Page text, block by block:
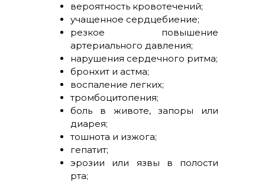
вероятность кровотечений;
учащенное сердцебиение;
резкое повышение
артериального давления;
нарушения сердечного ритма;
бронхит и астма;
воспаление легких;
тромбоцитопения;
боль в животе, запоры или
диарея;
тошнота и изжога;
гепатит;
эрозии или язвы в полости
рта;